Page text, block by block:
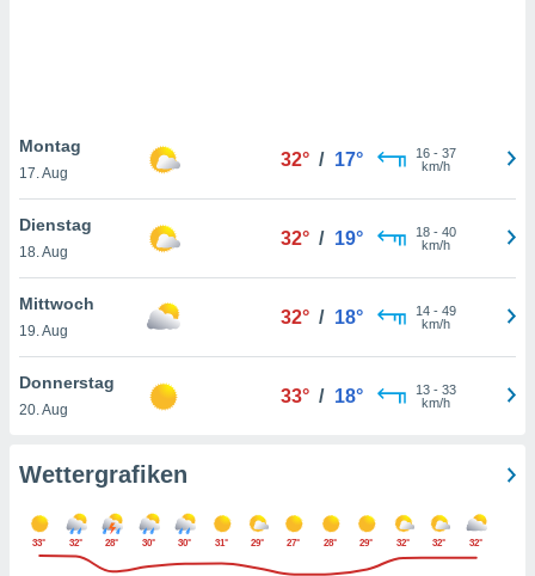
können
von
und
klicken.
und
Montag
17. Aug
32° / 17° 16- 37
km/h
Dienstag
18. Aug
32° / 19° 18- 40
km/h
Mittwoch
19. Aug
32° / 18° 14- 49
km/h
Donnerstag
20. Aug
33° / 18° 13- 33
km/h
Wettergrafiken
33° 32° 28° 30° 30° 31° 29° 27° 28° 29° 32° 32° 32°